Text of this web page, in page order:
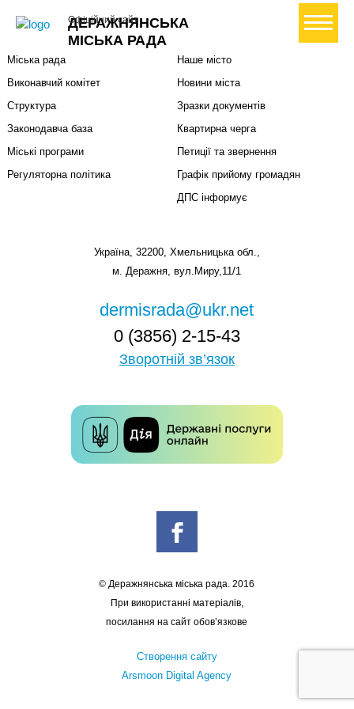
ДЕРАЖНЯНСЬКА
МІСЬКА РАДА
Офіційний сайт+ Створити петицію
Міський голова
Міська рада
Виконавчий комітет
Структура
Законодавча база
Міські програми
Регуляторна політика
Наше місто
Новини міста
Зразки документів
Квартирна черга
Петиції та звернення
Графік прийому громадян
ДПС інформує
Україна, 32200, Хмельницька обл.,
м. Деражня, вул.Миру,11/1
dermisrada@ukr.net
0 (3856) 2-15-43
Зворотній зв’язок
© Деражнянська міська рада. 2016
При використанні матеріалів,
посилання на сайт обов’язкове
Створення сайту
Arsmoon Digital Agency